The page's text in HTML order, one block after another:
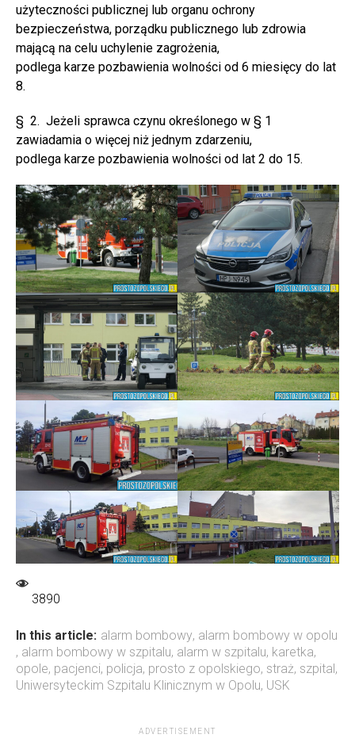
użyteczności publicznej lub organu ochrony
bezpieczeństwa, porządku publicznego lub zdrowia
mającą na celu uchylenie zagrożenia,
podlega karze pozbawienia wolności od 6 miesięcy do lat
8.
§ 2. Jeżeli sprawca czynu określonego w § 1
zawiadamia o więcej niż jednym zdarzeniu,
podlega karze pozbawienia wolności od lat 2 do 15.
3890
In this article: alarm bombowy, alarm bombowy w opolu
, alarm bombowy w szpitalu, alarm w szpitalu, karetka,
opole, pacjenci, policja, prosto z opolskiego, straż, szpital ,
Uniwersyteckim Szpitalu Klinicznym w Opolu, USK
ADVERTISEMENT